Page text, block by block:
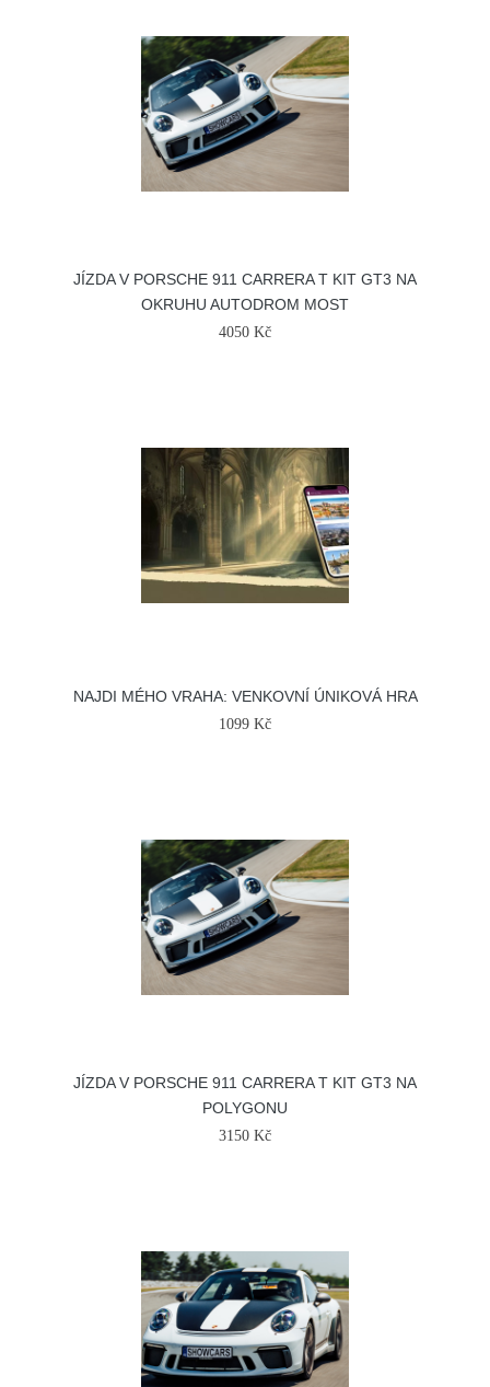
JÍZDA V PORSCHE 911 CARRERA T KIT GT3 NA
OKRUHU AUTODROM MOST
4050 Kč
NAJDI MÉHO VRAHA: VENKOVNÍ ÚNIKOVÁ HRA
1099 Kč
JÍZDA V PORSCHE 911 CARRERA T KIT GT3 NA
POLYGONU
3150 Kč